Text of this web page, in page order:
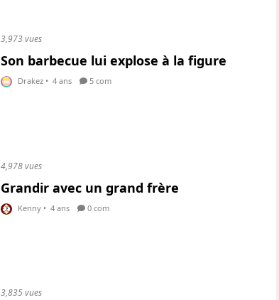
3,973 vues
Son barbecue lui explose à la figure
Drakez • 4 ans 5 com
4,978 vues
Grandir avec un grand frère
Kenny • 4 ans 0 com
3,835 vues